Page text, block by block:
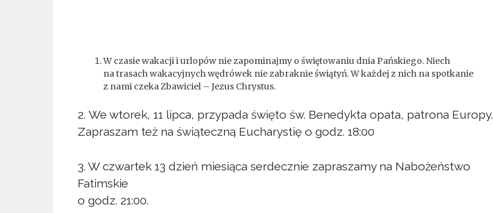
W czasie wakacji i urlopów nie zapominajmy o świętowaniu dnia Pańskiego. Niech
na trasach wakacyjnych wędrówek nie zabraknie świątyń. W każdej z nich na spotkanie
z nami czeka Zbawiciel – Jezus Chrystus.
2. We wtorek, 11 lipca, przypada święto św. Benedykta opata, patrona Europy.
Zapraszam też na świąteczną Eucharystię o godz. 18:00
3. W czwartek 13 dzień miesiąca serdecznie zapraszamy na Nabożeństwo
Fatimskie
o godz. 21:00.